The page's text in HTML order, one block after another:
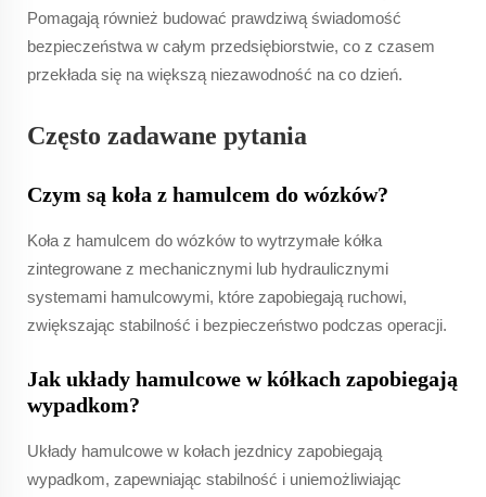
Pomagają również budować prawdziwą świadomość
bezpieczeństwa w całym przedsiębiorstwie, co z czasem
przekłada się na większą niezawodność na co dzień.
Często zadawane pytania
Czym są koła z hamulcem do wózków?
Koła z hamulcem do wózków to wytrzymałe kółka
zintegrowane z mechanicznymi lub hydraulicznymi
systemami hamulcowymi, które zapobiegają ruchowi,
zwiększając stabilność i bezpieczeństwo podczas operacji.
Jak układy hamulcowe w kółkach zapobiegają
wypadkom?
Układy hamulcowe w kołach jezdnicy zapobiegają
wypadkom, zapewniając stabilność i uniemożliwiając